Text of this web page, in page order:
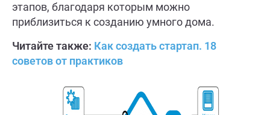
этапов, благодаря которым можно
приблизиться к созданию умного дома.
Читайте также: Как создать стартап. 18
советов от практиков